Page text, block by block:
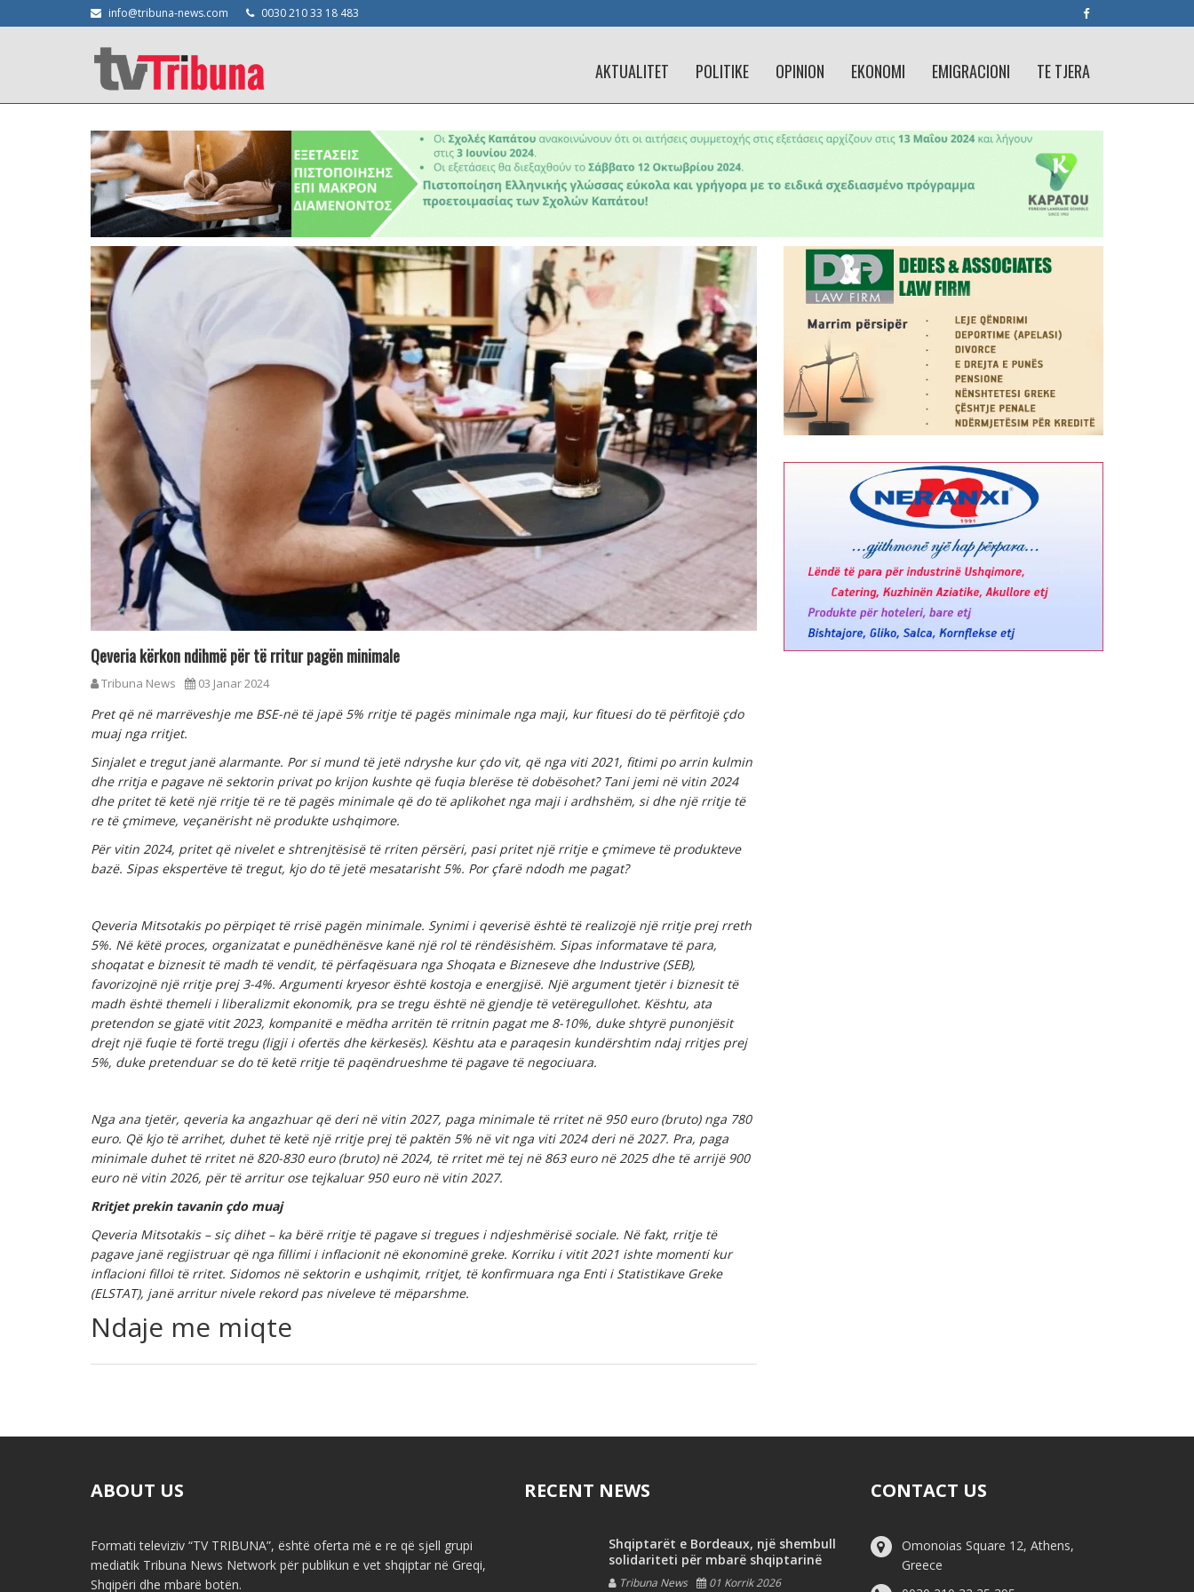
info@tribuna-news.com 0030 210 33 18 483
AKTUALITET POLITIKE OPINION EKONOMI EMIGRACIONI TE TJERA
Qeveria kërkon ndihmë për të rritur pagën minimale
Tribuna News 03 Janar 2024
Pret që në marrëveshje me BSE-në të japë 5% rritje të pagës minimale nga maji, kur fituesi do të përfitojë çdo
muaj nga rritjet.
Sinjalet e tregut janë alarmante. Por si mund të jetë ndryshe kur çdo vit, që nga viti 2021, fitimi po arrin kulmin
dhe rritja e pagave në sektorin privat po krijon kushte që fuqia blerëse të dobësohet? Tani jemi në vitin 2024
dhe pritet të ketë një rritje të re të pagës minimale që do të aplikohet nga maji i ardhshëm, si dhe një rritje të
re të çmimeve, veçanërisht në produkte ushqimore.
Për vitin 2024, pritet që nivelet e shtrenjtësisë të rriten përsëri, pasi pritet një rritje e çmimeve të produkteve
bazë. Sipas ekspertëve të tregut, kjo do të jetë mesatarisht 5%. Por çfarë ndodh me pagat?
Qeveria Mitsotakis po përpiqet të rrisë pagën minimale. Synimi i qeverisë është të realizojë një rritje prej rreth
5%. Në këtë proces, organizatat e punëdhënësve kanë një rol të rëndësishëm. Sipas informatave të para,
shoqatat e biznesit të madh të vendit, të përfaqësuara nga Shoqata e Bizneseve dhe Industrive (SEB),
favorizojnë një rritje prej 3-4%. Argumenti kryesor është kostoja e energjisë. Një argument tjetër i biznesit të
madh është themeli i liberalizmit ekonomik, pra se tregu është në gjendje të vetëregullohet. Kështu, ata
pretendon se gjatë vitit 2023, kompanitë e mëdha arritën të rritnin pagat me 8-10%, duke shtyrë punonjësit
drejt një fuqie të fortë tregu (ligji i ofertës dhe kërkesës). Kështu ata e paraqesin kundërshtim ndaj rritjes prej
5%, duke pretenduar se do të ketë rritje të paqëndrueshme të pagave të negociuara.
Nga ana tjetër, qeveria ka angazhuar që deri në vitin 2027, paga minimale të rritet në 950 euro (bruto) nga 780
euro. Që kjo të arrihet, duhet të ketë një rritje prej të paktën 5% në vit nga viti 2024 deri në 2027. Pra, paga
minimale duhet të rritet në 820-830 euro (bruto) në 2024, të rritet më tej në 863 euro në 2025 dhe të arrijë 900
euro në vitin 2026, për të arritur ose tejkaluar 950 euro në vitin 2027.
Rritjetprekin tavanin çdo muaj
Qeveria Mitsotakis – siç dihet – ka bërë rritje të pagave si tregues i ndjeshmërisë sociale. Në fakt, rritje të
pagave janë regjistruar që nga fillimi i inflacionit në ekonominë greke. Korriku i vitit 2021 ishte momenti kur
inflacioni filloi të rritet. Sidomos në sektorin e ushqimit, rritjet, të konfirmuara nga Enti i Statistikave Greke
(ELSTAT), janë arritur nivele rekord pas niveleve të mëparshme.
Ndaje me miqte
ABOUT US
Formati televiziv “TV TRIBUNA”, është oferta më e re që sjell grupi
mediatik Tribuna News Network për publikun e vet shqiptar në Greqi,
Shqipëri dhe mbarë botën.
RECENT NEWS
Shqiptarët e Bordeaux, një shembull
solidariteti për mbarë shqiptarinë
Tribuna News 01 Korrik 2026
CONTACT US
Omonoias Square 12, Athens,
Greece